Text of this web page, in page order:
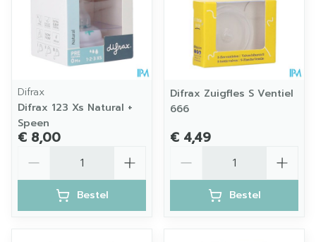
Difrax
Difrax 123 Xs Natural +
Speen
€ 8,00
Bestel
Difrax Zuigfles S Ventiel
666
€ 4,49
Bestel